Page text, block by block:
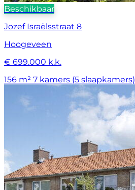
Beschikbaar
Jozef Israëlsstraat 8
Hoogeveen
€ 699.000 k.k.
156 m² 7 kamers (5 slaapkamers)